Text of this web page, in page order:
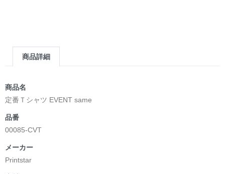
商品詳細
商品名
定番Ｔシャツ EVENT same
品番
00085-CVT
メーカー
Printstar